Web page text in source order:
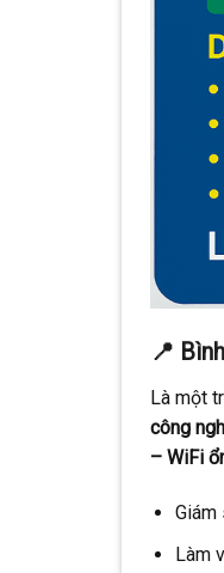
📍
Là một
công
– WiFi
Giám
Làm